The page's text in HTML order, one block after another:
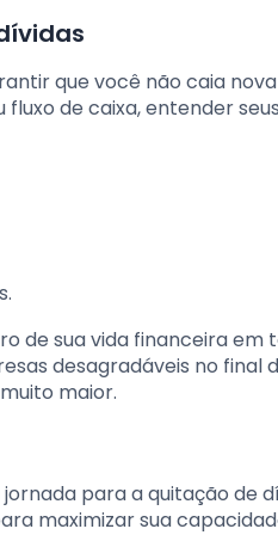
que você não caia
de caixa, entender
de sua vida financeira em
desagradáveis no final
maior.
para a quitação de
maximizar sua